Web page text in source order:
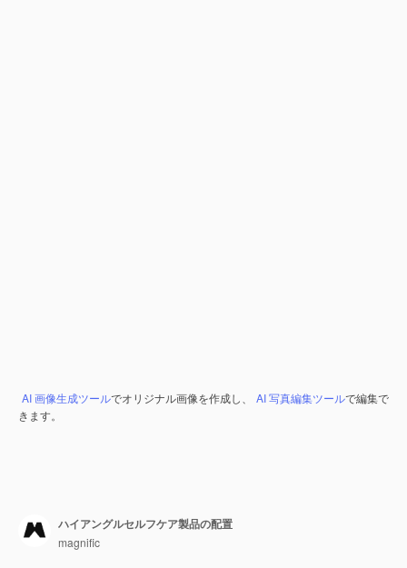
AI 画像生成ツールでオリジナル画像を作成し、 AI 写真編集ツールで編集で
きます。
ハイアングルセルフケア製品の配置
magnific